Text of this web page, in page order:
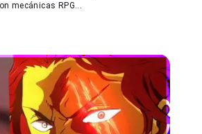
mecánicas RPG...